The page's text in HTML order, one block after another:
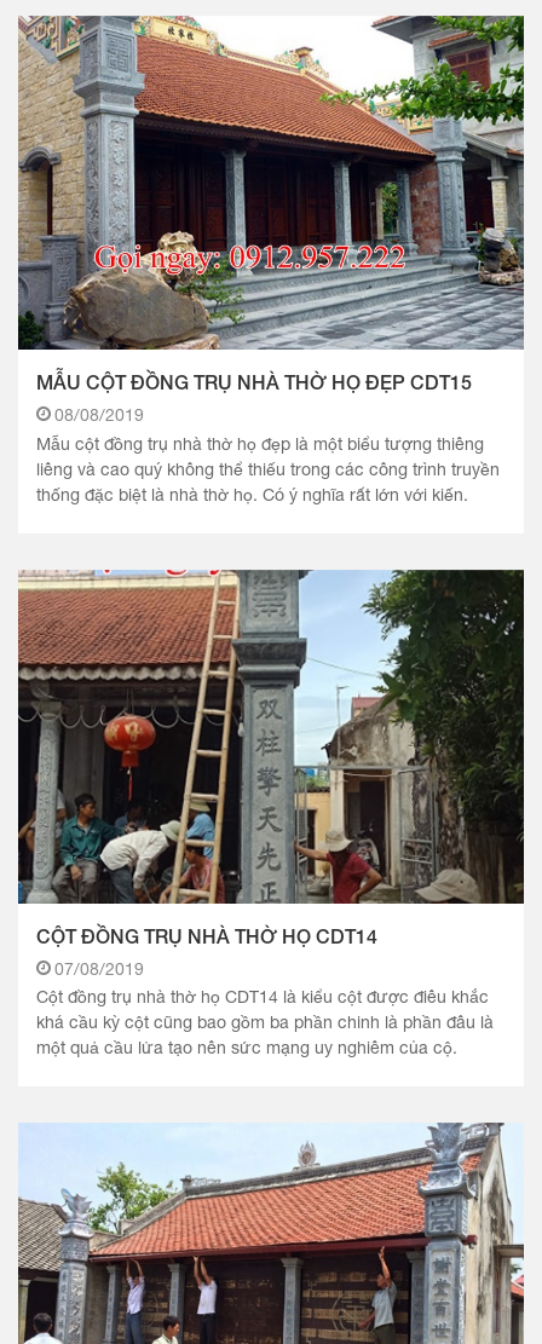
MẪU CỘT ĐỒNG TRỤ NHÀ THỜ HỌ ĐẸP CDT15
08/08/2019
Mẫu cột đồng trụ nhà thờ họ đẹp là một biểu tượng thiêng
liêng và cao quý không thể thiếu trong các công trình truyền
thống đặc biệt là nhà thờ họ. Có ý nghĩa rất lớn với kiến.
CỘT ĐỒNG TRỤ NHÀ THỜ HỌ CDT14
07/08/2019
Cột đồng trụ nhà thờ họ CDT14 là kiểu cột được điêu khắc
khá cầu kỳ cột cũng bao gồm ba phần chinh là phần đâu là
một quả cầu lửa tạo nên sức mạng uy nghiêm của cộ.